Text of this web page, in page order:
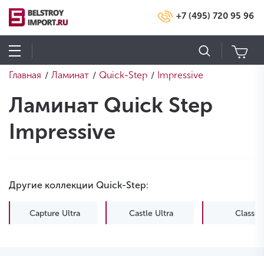
+7 (495) 720 95 96
Главная / Ламинат / Quick-Step / Impressive
Ламинат Quick Step
Impressive
Другие коллекции Quick-Step:
Capture Ultra Castle Ultra Classic